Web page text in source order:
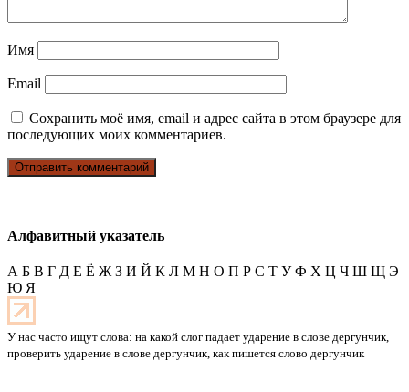
Имя
Email
Сохранить моё имя, email и адрес сайта в этом браузере для
последующих моих комментариев.
Алфавитный указатель
А Б В Г Д Е Ё Ж З И Й К Л М Н О П Р С Т У Ф Х Ц Ч Ш Щ Э
Ю Я
У нас часто ищут слова: на какой слог падает ударение в слове дергунчик,
проверить ударение в слове дергунчик, как пишется слово дергунчик